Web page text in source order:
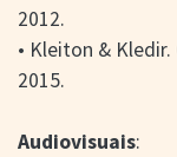
2012.
• Kleiton & Kledir.
2015.
Audiovisuais: